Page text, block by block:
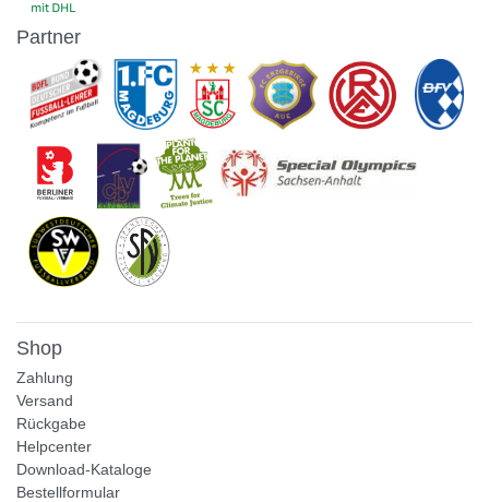
Partner
Shop
Zahlung
Versand
Rückgabe
Helpcenter
Download-Kataloge
Bestellformular